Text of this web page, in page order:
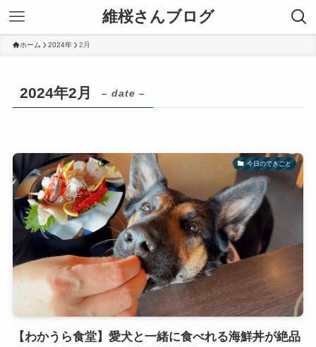
維桜さんブログ
ホーム 2024年 2月
2024年2月 – date –
今日のできごと
【わかうら食堂】愛犬と一緒に食べれる海鮮丼が絶品